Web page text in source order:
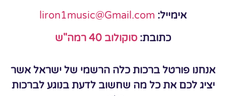
אימייל: liron1music@Gmail.com
כתובת: סוקולוב 40 רמה"ש
אנחנו פורטל ברכות כלה הרשמי של ישראל אשר
יציג לכם את כל מה שחשוב לדעת בנוגע לברכות